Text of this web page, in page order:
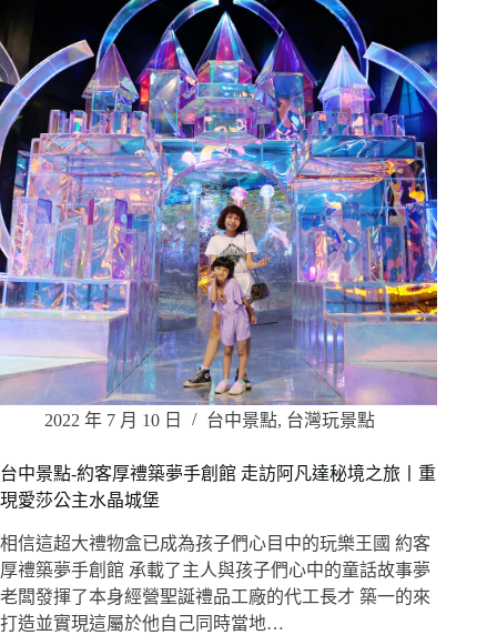
2022 年 7 月 10 日 台中景點, 台灣玩景點
台中景點-約客厚禮築夢手創館 走訪阿凡達秘境之旅丨重
現愛莎公主水晶城堡
相信這超大禮物盒已成為孩子們心目中的玩樂王國 約客
厚禮築夢手創館 承載了主人與孩子們心中的童話故事夢
老闆發揮了本身經營聖誕禮品工廠的代工長才 築一的來
打造並實現這屬於他自己同時當地…